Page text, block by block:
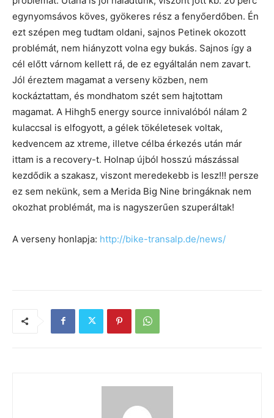
egynyomsávos köves, gyökeres rész a fenyőerdőben. Én
ezt szépen meg tudtam oldani, sajnos Petinek okozott
problémát, nem hiányzott volna egy bukás. Sajnos így a
cél előtt várnom kellett rá, de ez egyáltalán nem zavart.
Jól éreztem magamat a verseny közben, nem
kockáztattam, és mondhatom szét sem hajtottam
magamat. A Hihgh5 energy source innivalóból nálam 2
kulaccsal is elfogyott, a gélek tökéletesek voltak,
kedvencem az xtreme, illetve célba érkezés után már
ittam is a recovery-t. Holnap újból hosszú mászással
kezdődik a szakasz, viszont meredekebb is lesz!!! persze
ez sem nekünk, sem a Merida Big Nine bringáknak nem
okozhat problémát, ma is nagyszerűen szuperáltak!
A verseny honlapja: http://bike-transalp.de/news/